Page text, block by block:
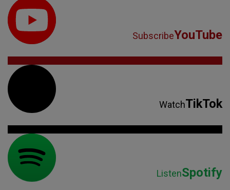
SubscribeYouTube
WatchTikTok
ListenSpotify